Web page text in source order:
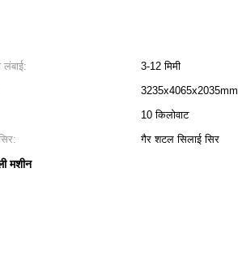
लंबाई:
3-12 मिमी
3235x4065x2035mm
10 किलोवाट
गैर शटल सिलाई सिर
मशीन